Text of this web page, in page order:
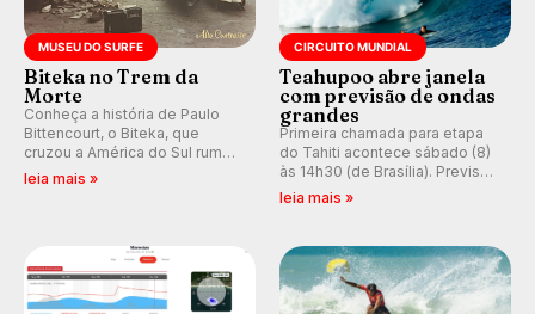
MUSEU DO SURFE
Biteka no Trem da
Morte
Conheça a história de Paulo
Bittencourt, o Biteka, que
cruzou a América do Sul rumo
ao Pacífico em uma jornada
leia mais »
CIRCUITO MUNDIAL
Teahupoo abre janela
com previsão de ondas
grandes
Primeira chamada para etapa
do Tahiti acontece sábado (8)
às 14h30 (de Brasília). Previsão
indica swell consistente.
Kelly Slater convidado.
leia mais »